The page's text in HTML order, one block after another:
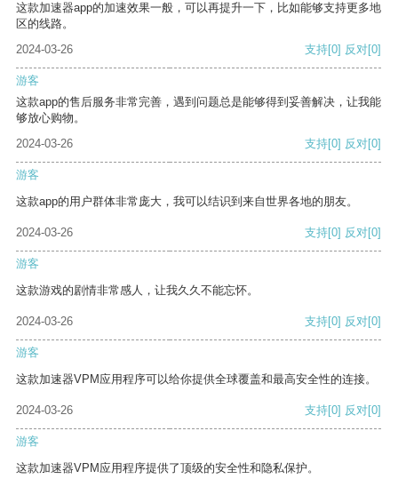
这款加速器app的加速效果一般，可以再提升一下，比如能够支持更多地
区的线路。
2024-03-26
支持[0] 反对[0]
游客
这款app的售后服务非常完善，遇到问题总是能够得到妥善解决，让我能
够放心购物。
2024-03-26
支持[0] 反对[0]
游客
这款app的用户群体非常庞大，我可以结识到来自世界各地的朋友。
2024-03-26 支持[0] 反对[0]
游客
这款游戏的剧情非常感人，让我久久不能忘怀。
2024-03-26 支持[0] 反对[0]
游客
这款加速器VPM应用程序可以给你提供全球覆盖和最高安全性的连接。
2024-03-26 支持[0] 反对[0]
游客
这款加速器VPM应用程序提供了顶级的安全性和隐私保护。